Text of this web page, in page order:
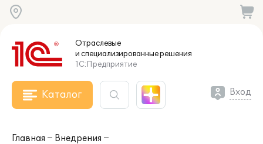
Отраслевые
и специализированныерешения
1С:Предприятие
Каталог Вход
Главная
Внедрения